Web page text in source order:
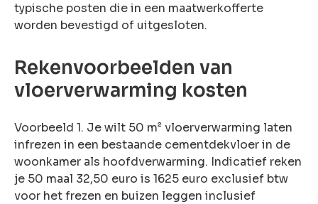
typische posten die in een maatwerkofferte
worden bevestigd of uitgesloten.
Rekenvoorbeelden van
vloerverwarming kosten
Voorbeeld 1. Je wilt 50 m² vloerverwarming laten
infrezen in een bestaande cementdekvloer in de
woonkamer als hoofdverwarming. Indicatief reken
je 50 maal 32,50 euro is 1625 euro exclusief btw
voor het frezen en buizen leggen inclusief